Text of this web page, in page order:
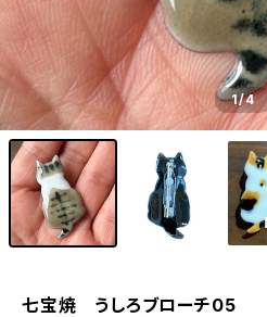
1/4
七宝焼 うしろブローチ05